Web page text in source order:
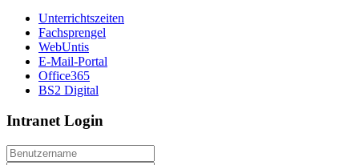
Unterrichtszeiten
Fachsprengel
WebUntis
E-Mail-Portal
Office365
BS2 Digital
Intranet Login